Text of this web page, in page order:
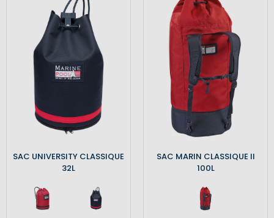
SAC UNIVERSITY CLASSIQUE
32L
SAC MARIN CLASSIQUE II
100L